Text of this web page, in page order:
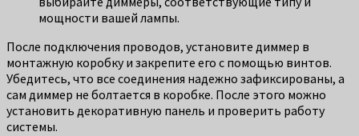
мощности вашей лампы.
После подключения проводов, установите диммер в
монтажную коробку и закрепите его с помощью винтов.
Убедитесь, что все соединения надежно зафиксированы, а
сам диммер не болтается в коробке. После этого можно
установить декоративную панель и проверить работу
системы.